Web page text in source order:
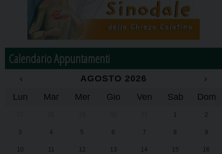
Calendario Appuntamenti
‹ AGOSTO 2026
›
Lun
Mar Mer Gio Ven Sab Dom
1 2
3 4 5 6 7 8 9
10 11 12 13 14 15 16